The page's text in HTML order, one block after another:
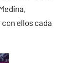
ellos cada